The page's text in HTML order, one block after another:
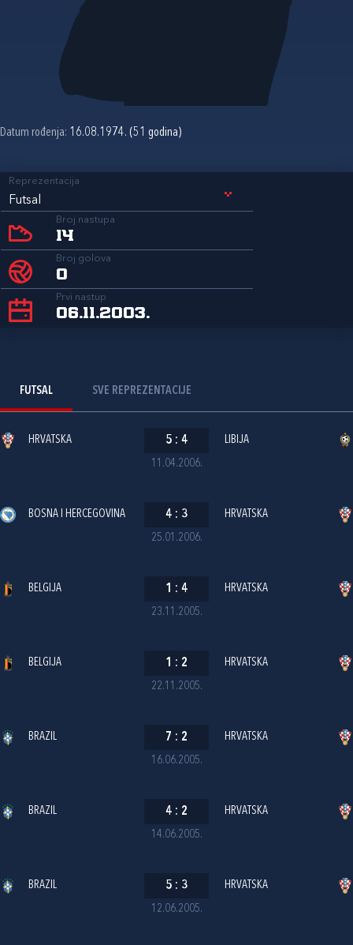
Datum rođenja: 16.08.1974. (51 godina)
Reprezentacija
Futsal
Broj nastupa
14
Broj golova
0
Prvi nastup
06.11.2003.
FUTSAL SVE REPREZENTACIJE
11.04.2006.
HRVATSKA 5 : 4 LIBIJA
25.01.2006.
BOSNA I HERCEGOVINA 4 : 3 HRVATSKA
23.11.2005.
BELGIJA 1 : 4 HRVATSKA
22.11.2005.
BELGIJA 1 : 2 HRVATSKA
16.06.2005.
BRAZIL 7 : 2 HRVATSKA
14.06.2005.
BRAZIL 4 : 2 HRVATSKA
12.06.2005.
BRAZIL 5 : 3 HRVATSKA